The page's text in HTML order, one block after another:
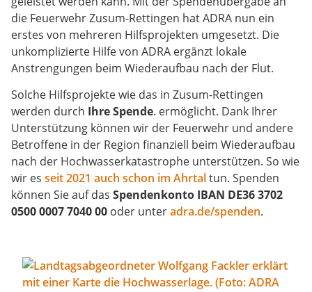
die Feuerwehr Zusum-Rettingen hat ADRA nun ein
erstes von mehreren Hilfsprojekten umgesetzt. Die
unkomplizierte Hilfe von ADRA ergänzt lokale
Anstrengungen beim Wiederaufbau nach der Flut.
Solche Hilfsprojekte wie das in Zusum-Rettingen
werden durch Ihre Spende. ermöglicht. Dank Ihrer
Unterstützung können wir der Feuerwehr und andere
Betroffene in der Region finanziell beim Wiederaufbau
nach der Hochwasserkatastrophe unterstützen. So wie
wir esseit 2021 auch schon im Ahrtaltun. Spenden
können Sie auf dasSpendenkonto IBAN DE36 3702
0500 0007 7040 00 oder unteradra.de/spenden.